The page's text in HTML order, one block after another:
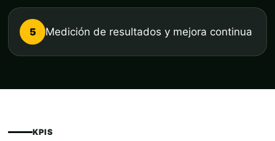
5 Medición de resultados y mejora continua
KPIS